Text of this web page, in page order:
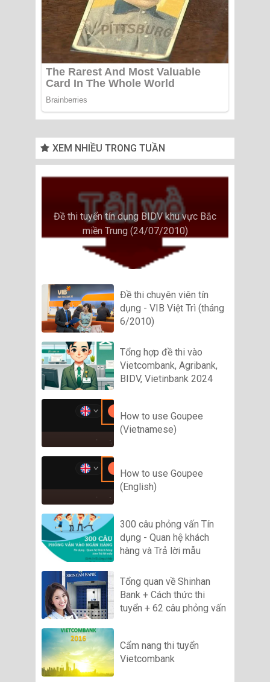
XEM NHIỀU TRONG TUẦN
Đề thi tuyển tín dụng BIDV khu vực Bắc
miền Trung (24/07/2010)
Đề thi chuyên viên tín
dụng - VIB Việt Trì (tháng
6/2010)
Tổng hợp đề thi vào
Vietcombank, Agribank,
BIDV, Vietinbank 2024
How to use Goupee
(Vietnamese)
How to use Goupee
(English)
300 câu phỏng vấn Tín
dụng - Quan hệ khách
hàng và Trả lời mẫu
Tổng quan về Shinhan
Bank + Cách thức thi
tuyển + 62 câu phỏng vấn
Cẩm nang thi tuyển
Vietcombank